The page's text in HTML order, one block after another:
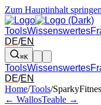
Zum Hauptinhalt springen
ToolsWissenswertes
DE/EN
⌘K
ToolsWissenswertes
DE/EN
Pfeil links und rechts:
Home/Tools/
← WallosTeable →